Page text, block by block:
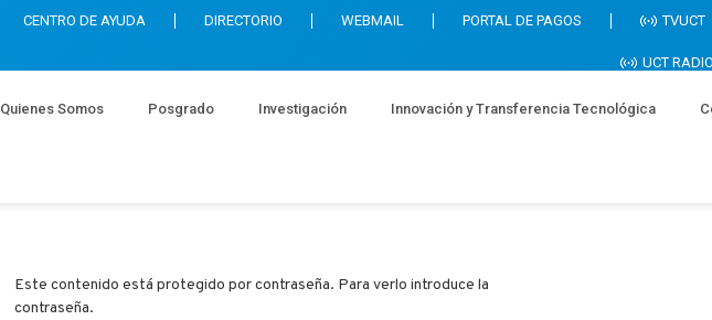
CENTRO DE AYUDA DIRECTORIO WEBMAIL PORTAL DE PAGOS TVUCT
UCT RADIO
Quienes Somos Posgrado Investigación Innovación y Transferencia Tecnológica
Este contenido está protegido por contraseña. Para verlo introduce la
contraseña.